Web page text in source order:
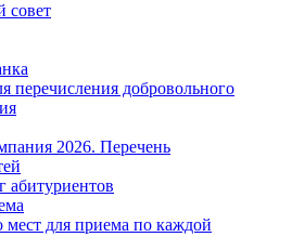
совет
перечисления добровольного
2026. Перечень
абитуриентов
для приема по каждой